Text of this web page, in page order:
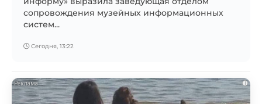
сопровождения музейных информационных
систем...
Сегодня, 13:22
i